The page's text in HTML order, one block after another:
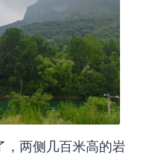
，两侧几百米高的岩